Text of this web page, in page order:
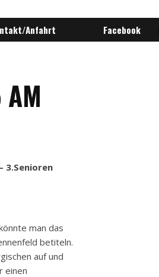
Anfahrt Facebook
3.Senioren
man das
betiteln.
auf und
einen